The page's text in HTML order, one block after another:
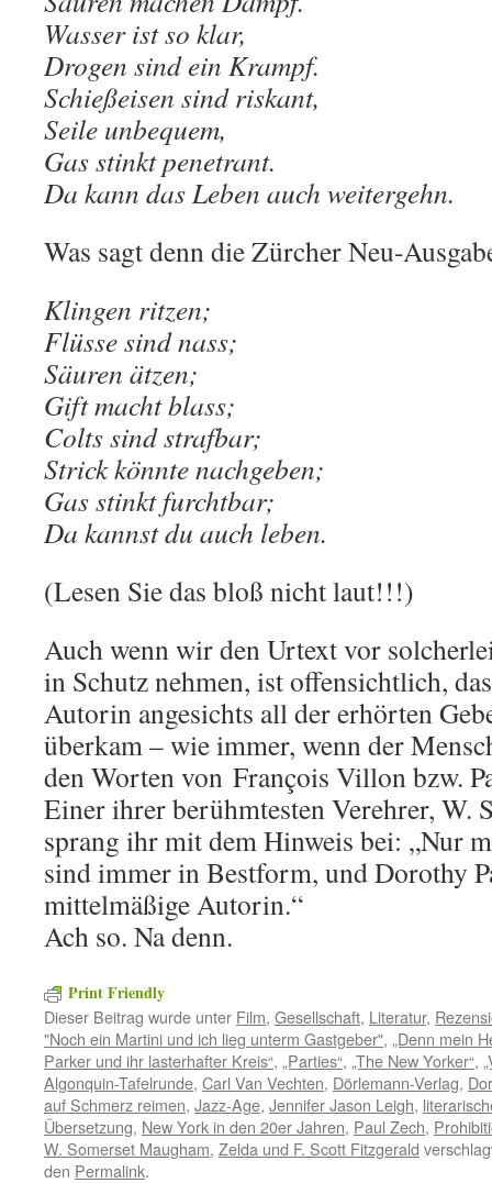
Wasser ist so klar,
Drogen sind ein Krampf.
Schießeisen sind riskant,
Seile unbequem,
Gas stinkt penetrant.
Da kann das Leben auch weitergehn.
Was sagt denn die Zürcher Neu-
Klingen ritzen;
Flüsse sind nass;
Säuren ätzen;
Gift macht blass;
Colts sind strafbar;
Strick könnte nachgeben;
Gas stinkt furchtbar;
Da kannst du auch leben.
(Lesen Sie das bloß nicht laut!!!)
Auch wenn wir den Urtext vor
in Schutz nehmen, ist offensichtlich,
Autorin angesichts all der erhörten
überkam – wie immer, wenn der
den Worten von François Villon bzw.
Einer ihrer berühmtesten Verehrer, W.
sprang ihr mit dem Hinweis bei: „Nur
sind immer in Bestform, und Dorothy
mittelmäßige Autorin.“
Ach so. Na denn.
Print Friendly
Dieser Beitrag wurde unter Film, Gesellschaft, Literatur,
"Noch ein Martini und ich lieg unterm Gastgeber", „Denn mein
Parker und ihr lasterhafter Kreis“, „Parties“, „The New Yorker“,
Algonquin-Tafelrunde, Carl Van Vechten, Dörlemann-Verlag,
auf Schmerz reimen, Jazz-Age, Jennifer Jason Leigh,
Übersetzung, New York in den 20er Jahren, Paul Zech,
W. Somerset Maugham, Zelda und F. Scott Fitzgerald
den Permalink.